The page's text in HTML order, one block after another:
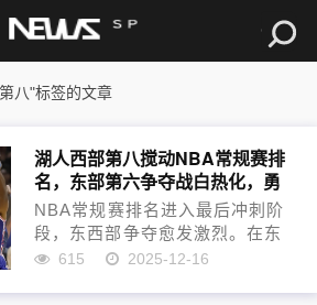
八"标签的文章
湖人西部第八搅动NBA常规赛排
名，东部第六争夺战白热化，勇
士火箭附加赛悬念再起
NBA常规赛排名进入最后冲刺阶
段，东西部争夺愈发激烈。在东
部，东部第六争夺战白热化，76
615 2025-12-16